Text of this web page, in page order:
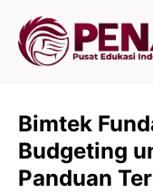
Bimtek
Budgeting
Panduan